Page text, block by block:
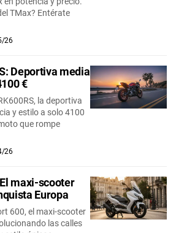
TMax? Entérate
26
Deportiva media
€
la deportiva
y estilo a solo 4100
que rompe
26
maxi-scooter
Europa
600, el maxi-scooter
las calles